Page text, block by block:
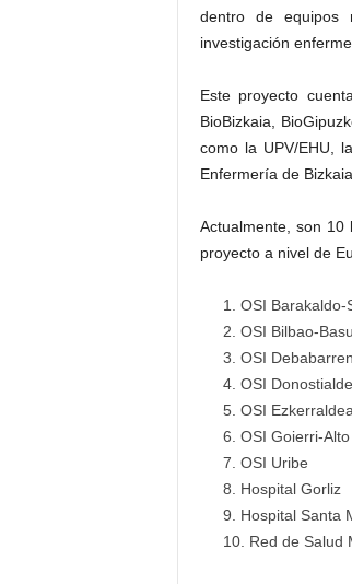
dentro de equipos
investigación
Este proyecto
BioBizkaia,
como la UPV/EHU,
Enfermería de
Actualmente, son 10
proyecto a nivel de
OSI Barakaldo-
OSI Bilbao-
OSI
OSI
OSI
OSI Goierri-
OSI Uribe
Hospital Gorliz
Hospital Santa
Red de Salud